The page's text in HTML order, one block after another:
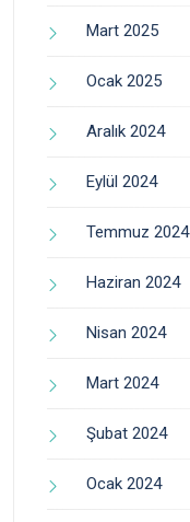
Mart 2025
Ocak 2025
Aralık 2024
Eylül 2024
Temmuz 2024
Haziran 2024
Nisan 2024
Mart 2024
Şubat 2024
Ocak 2024